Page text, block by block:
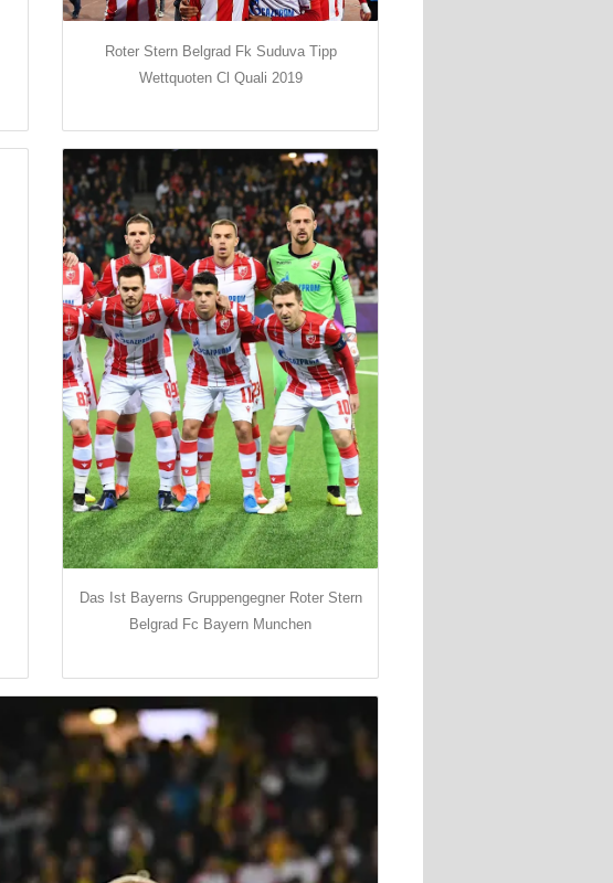
Roter Stern Belgrad Fk Suduva Tipp
Wettquoten Cl Quali 2019
Das Ist Bayerns Gruppengegner Roter Stern
Belgrad Fc Bayern Munchen